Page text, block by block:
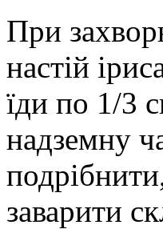
При
настій
їди по 1/3
надземну
заварити